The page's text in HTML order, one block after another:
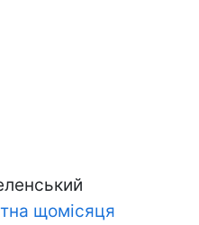
щомісяця